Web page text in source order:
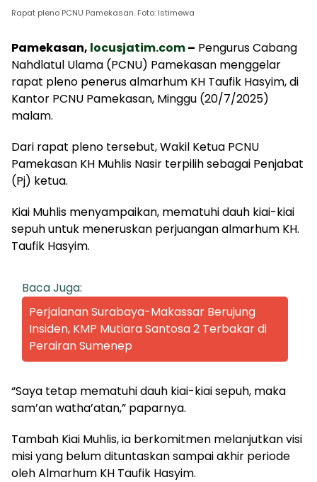
Rapat pleno PCNU Pamekasan. Foto: Istimewa
Pamekasan, locusjatim.com– Pengurus Cabang
Nahdlatul Ulama (PCNU) Pamekasan menggelar
rapat pleno penerus almarhum KH Taufik Hasyim, di
Kantor PCNU Pamekasan, Minggu (20/7/2025)
malam.
Dari rapat pleno tersebut, Wakil Ketua PCNU
Pamekasan KH Muhlis Nasir terpilih sebagai Penjabat
(Pj) ketua.
Kiai Muhlis menyampaikan, mematuhi dauh kiai-kiai
sepuh untuk meneruskan perjuangan almarhum KH.
Taufik Hasyim.
Baca Juga:
Perjalanan Surabaya-Makassar Berujung
Insiden, KMP Mutiara Santosa 2 Terbakar di
Perairan Sumenep
“Saya tetap mematuhi dauh kiai-kiai sepuh, maka
sam’an watha’atan,” paparnya.
Tambah Kiai Muhlis, ia berkomitmen melanjutkan visi
misi yang belum dituntaskan sampai akhir periode
oleh Almarhum KH Taufik Hasyim.